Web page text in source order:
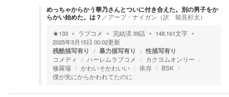
めっちゃからかう華乃さんとついに付き合えた。別の男子をか
らかい始めた。は？ ／アーブ・ナイガン（訳 能見杉太）
★133 ラブコメ 完結済39話 148,161文字
2025年3月15日 00:02更新
残酷描写有り 暴力描写有り 性描写有り
コメディ ハーレムラブコメ
カクヨムオンリー
修羅場
かわいそかわいい 依存
BSK
僕が先にからかわれてたのに